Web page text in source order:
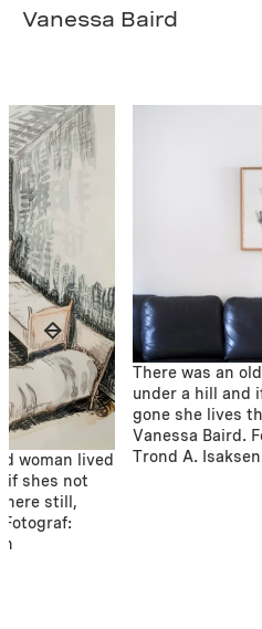
Vanessa Baird
woman lived
if shes not
still,
There was an
under a hill and
gone she lives
Vanessa Baird.
Trond A. Isaksen